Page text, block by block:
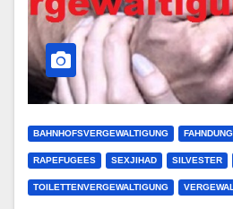
BAHNHOFSVERGEWALTIGUNG
RAPEFUGEES SEXJIHAD SILVESTER
TOILETTENVERGEWALTIGUNG